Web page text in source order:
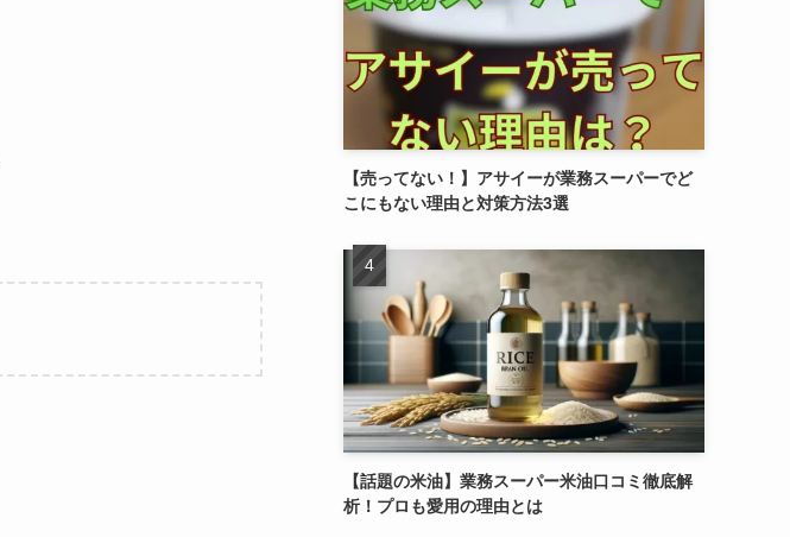
【売ってない！】アサイーが業務スーパーでど
こにもない理由と対策方法3選
【話題の米油】業務スーパー米油口コミ徹底解
析！プロも愛用の理由とは